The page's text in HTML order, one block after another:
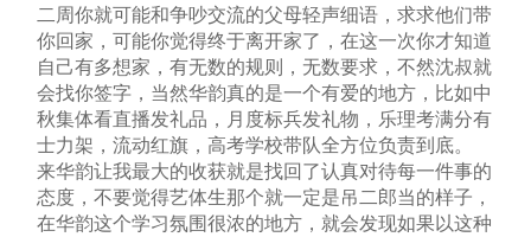
二周你就可能和争吵交流的父母轻声细语，求求他们带
你回家，可能你觉得终于离开家了，在这一次你才知道
自己有多想家，有无数的规则，无数要求，不然沈叔就
会找你签字，当然华韵真的是一个有爱的地方，比如中
秋集体看直播发礼品，月度标兵发礼物，乐理考满分有
士力架，流动红旗，高考学校带队全方位负责到底。
来华韵让我最大的收获就是找回了认真对待每一件事的
态度，不要觉得艺体生那个就一定是吊二郎当的样子，
在华韵这个学习氛围很浓的地方，就会发现如果以这种